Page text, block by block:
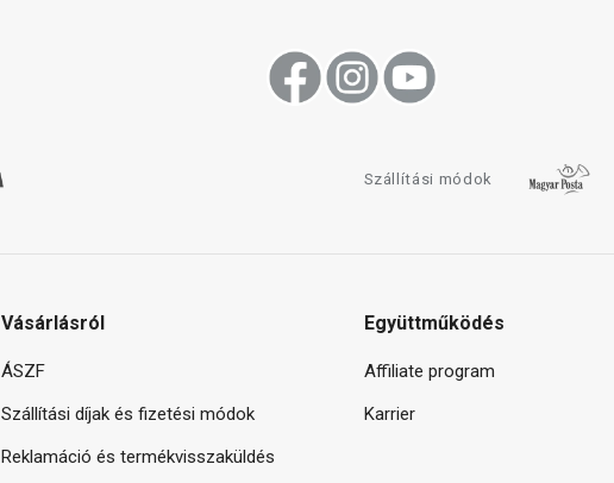
Szállítási módok
Vásárlásról
ÁSZF
Szállítási díjak és fizetési módok
Reklamáció és termékvisszaküldés
Együttműködés
Affiliate program
Karrier